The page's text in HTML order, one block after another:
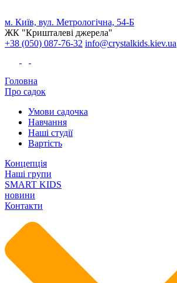
м. Київ, вул. Метрологічна, 54-Б
ЖК "Кришталеві джерела"
+38 (050) 087-76-32 info@crystalkids.kiev.ua
Головна
Про садок
Умови садочка
Навчання
Наші студії
Вартість
Концепція
Наші групи
SMART KIDS
новини
Контакти